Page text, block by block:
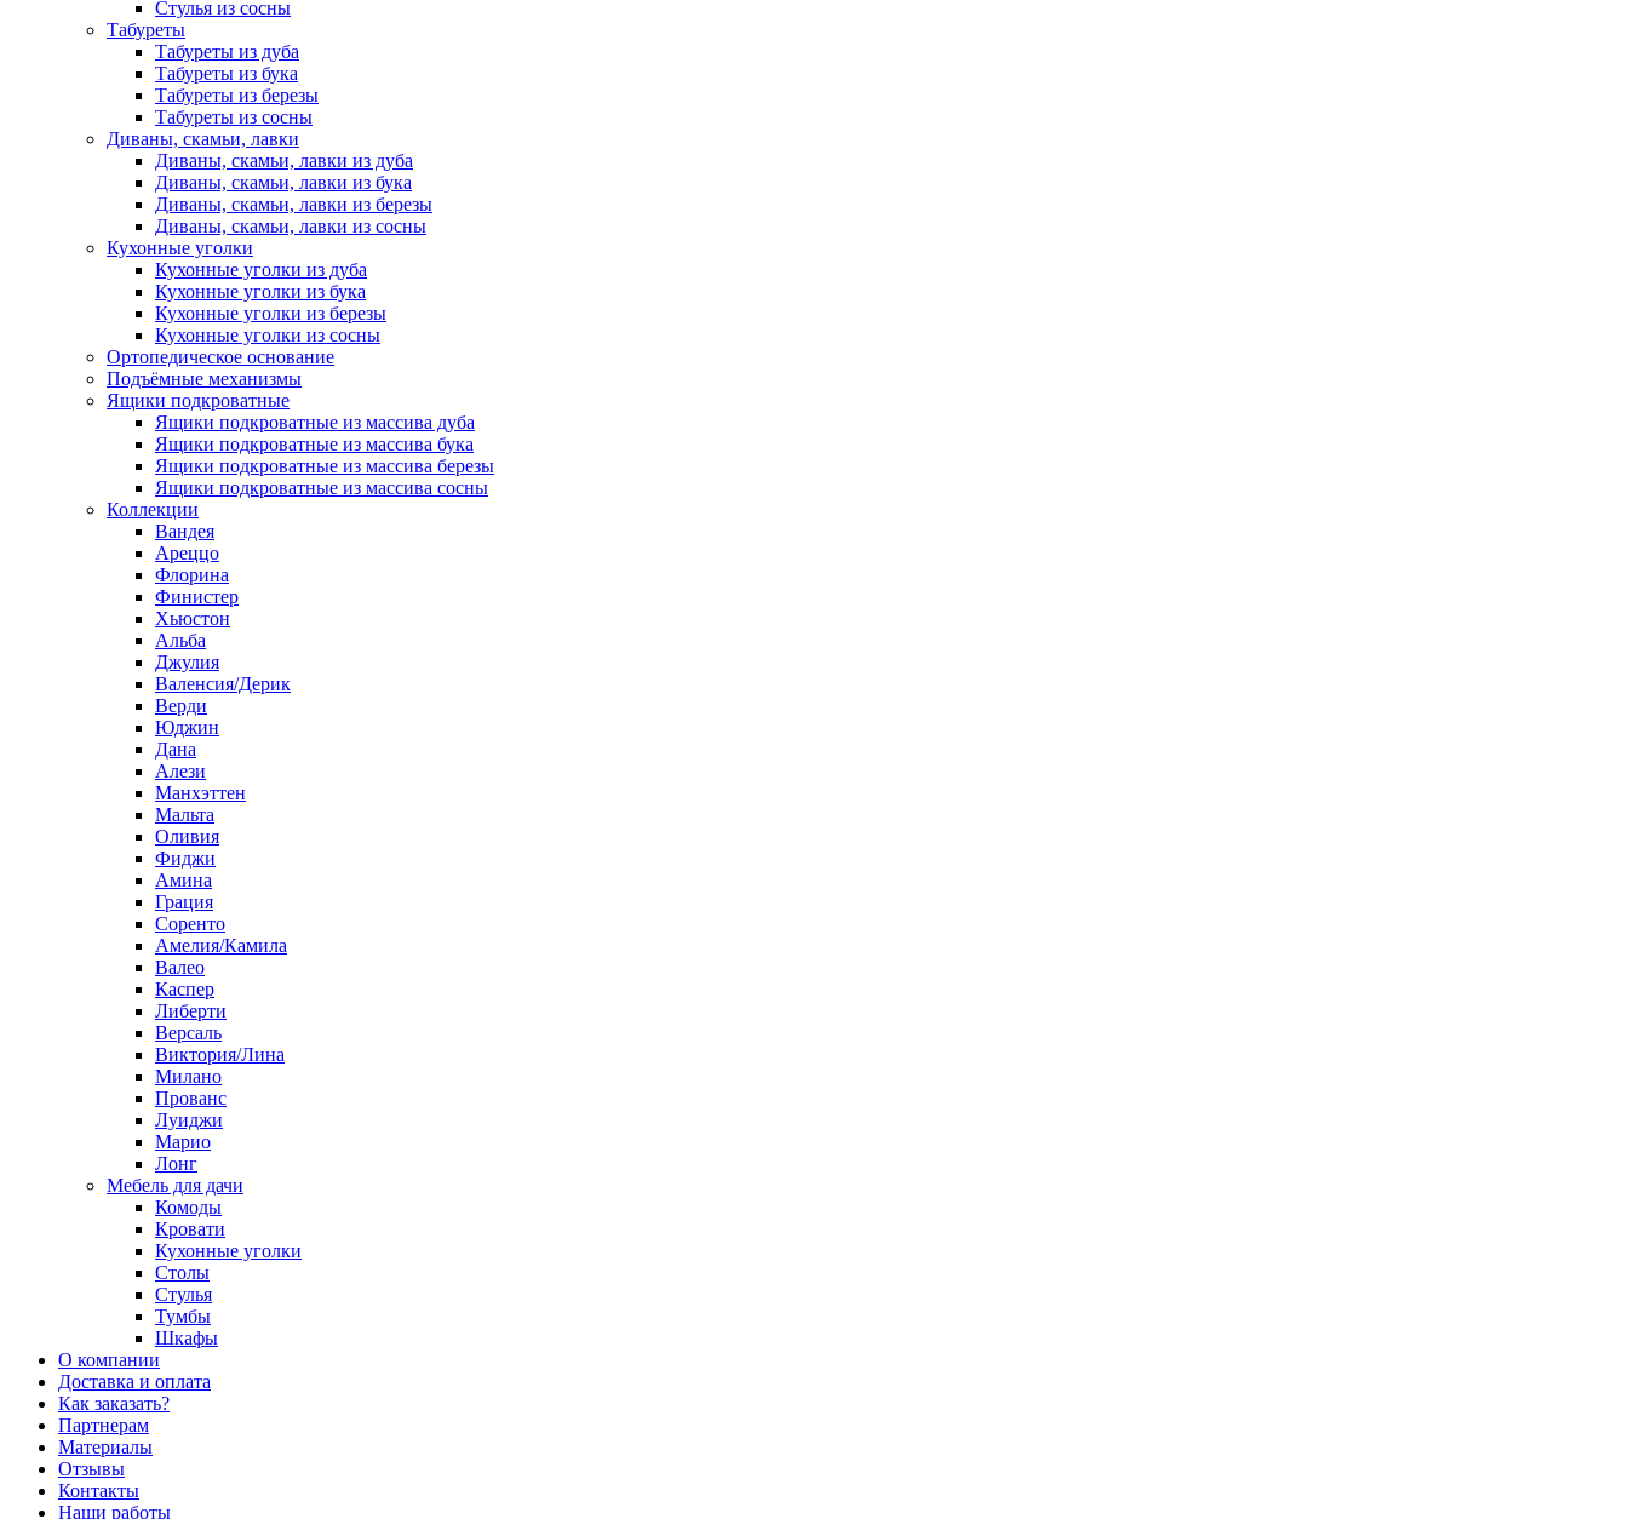
Стулья из сосны
Табуреты
Табуреты из дуба
Табуреты из бука
Табуреты из березы
Табуреты из сосны
Диваны, скамьи, лавки
Диваны, скамьи, лавки из дуба
Диваны, скамьи, лавки из бука
Диваны, скамьи, лавки из березы
Диваны, скамьи, лавки из сосны
Кухонные уголки
Кухонные уголки из дуба
Кухонные уголки из бука
Кухонные уголки из березы
Кухонные уголки из сосны
Ортопедическое основание
Подъёмные механизмы
Ящики подкроватные
Ящики подкроватные из массива дуба
Ящики подкроватные из массива бука
Ящики подкроватные из массива березы
Ящики подкроватные из массива сосны
Коллекции
Вандея
Ареццо
Флорина
Финистер
Хьюстон
Альба
Джулия
Валенсия/Дерик
Верди
Юджин
Дана
Алези
Манхэттен
Мальта
Оливия
Фиджи
Амина
Грация
Соренто
Амелия/Камила
Валео
Каспер
Либерти
Версаль
Виктория/Лина
Милано
Прованс
Луиджи
Марио
Лонг
Мебель для дачи
Комоды
Кровати
Кухонные уголки
Столы
Стулья
Тумбы
Шкафы
О компании
Доставка и оплата
Как заказать?
Партнерам
Материалы
Отзывы
Контакты
Наши работы